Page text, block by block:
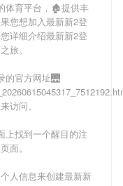
体育平台，🏚提供丰
您想加入最新新2登
详细介绍最新新2登
旅。
的官方网址🌉
访问。
上找到一个醒目的注
面。
人信息来创建最新新